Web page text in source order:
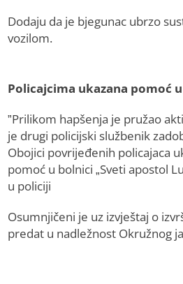
Dodaju da je bjegunac ubrzo
vozilom.
Policajcima ukazana pomoć
”Prilikom hapšenja je pružao
je drugi policijski službenik
Obojici povrijeđenih policajaca
pomoć u bolnici „Sveti apostol
u policiji
Osumnjičeni je uz izvještaj o
predat u nadležnost Okružnog